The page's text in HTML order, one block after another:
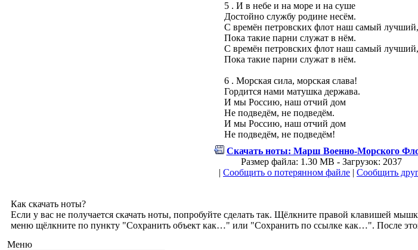
5 . И в небе и на море и на суше
Достойно службу родине несём.
С времён петровских флот наш самый лучший,
Пока такие парни служат в нём.
С времён петровских флот наш самый лучший,
Пока такие парни служат в нём.
6 . Морская сила, морская слава!
Гордится нами матушка держава.
И мы Россию, наш отчий дом
Не подведём, не подведём.
И мы Россию, наш отчий дом
Не подведём, не подведём!
Скачать ноты: Марш Военно-Морского
Размер файла: 1.30 MB - Загрузок: 2037
| Сообщить о потерянном файле | Сообщить
Как скачать ноты?
Если у вас не получается скачать ноты, попробуйте сделать так. Щёлкните правой клавишей
меню щёлкните по пункту "Сохранить объект как…" или "Сохранить по ссылке как…". После
Меню